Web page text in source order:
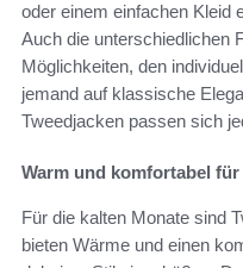
oder einem einfachen Kleid
Auch die unterschiedlichen
Möglichkeiten, den
jemand auf klassische
Tweedjacken passen sich
Warm und komfortabel
Für die kalten Monate sind
bieten Wärme und einen